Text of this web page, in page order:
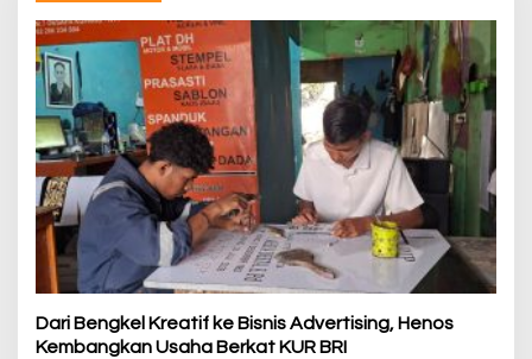
Dari Bengkel Kreatif ke Bisnis Advertising, Henos
Kembangkan Usaha Berkat KUR BRI